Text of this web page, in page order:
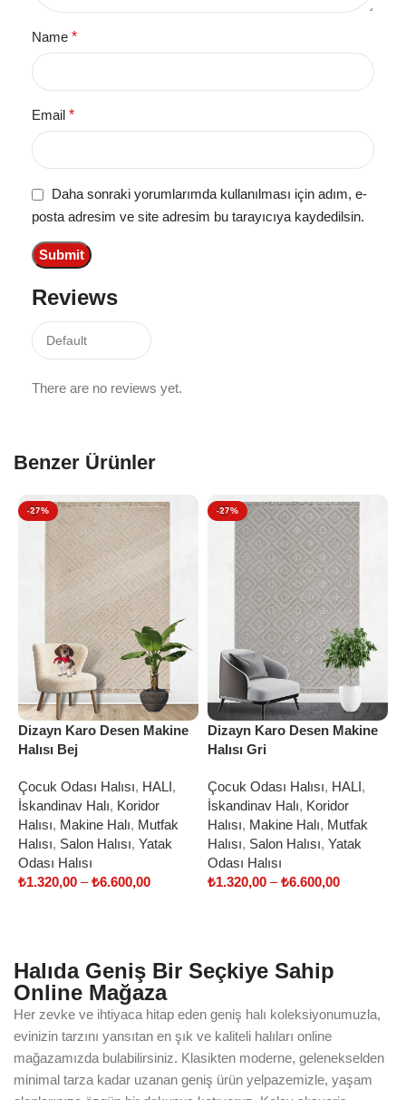
Reviews
There are no reviews yet.
Name *
Email *
Daha sonraki yorumlarımda kullanılması için adım, e-
posta adresim ve site adresim bu tarayıcıya kaydedilsin.
Benzer Ürünler
-27%
Dizayn Karo Desen Makine
Halısı Bej
Çocuk Odası Halısı, HALI,
İskandinav Halı, Koridor
Halısı, Makine Halı, Mutfak
Halısı, Salon Halısı, Yatak
Odası Halısı
₺1.320,00 –₺6.600,00
-27%
Dizayn Karo Desen Makine
Halısı Gri
Çocuk Odası Halısı, HALI,
İskandinav Halı, Koridor
Halısı, Makine Halı, Mutfak
Halısı, Salon Halısı, Yatak
Odası Halısı
₺1.320,00 –₺6.600,00
Halıda Geniş Bir Seçkiye Sahip
Online Mağaza
Her zevke ve ihtiyaca hitap eden geniş halı koleksiyonumuzla,
evinizin tarzını yansıtan en şık ve kaliteli halıları online
mağazamızda bulabilirsiniz. Klasikten moderne, gelenekselden
minimal tarza kadar uzanan geniş ürün yelpazemizle, yaşam